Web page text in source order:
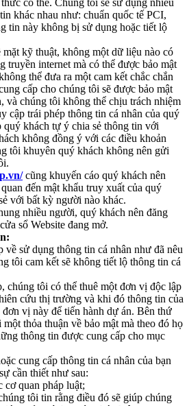
có thể. Chúng tôi sẽ sử dụng nhiều
khác nhau như: chuẩn quốc tế PCI,
tin này không bị sử dụng hoặc tiết lộ
kỹ thuật, không một dữ liệu nào có
truyền internet mà có thể được bảo mật
thể đưa ra một cam kết chắc chắn
cấp cho chúng tôi sẽ được bảo mật
và chúng tôi không thể chịu trách nhiệm
cập trái phép thông tin cá nhân của quý
khách tự ý chia sẻ thông tin với
không đồng ý với các điều khoản
tôi khuyên quý khách không nên gửi
cũng khuyến cáo quý khách nên
đến mật khẩu truy xuất của quý
với bất kỳ người nào khác.
nhiều người, quý khách nên đăng
sổ Website đang mở.
sử dụng thông tin cá nhân như đã nêu
tôi cam kết sẽ không tiết lộ thông tin cá
chúng tôi có thể thuê một đơn vị độc lập
cứu thị trường và khi đó thông tin của
vị này để tiến hành dự án. Bên thứ
thỏa thuận về bảo mật mà theo đó họ
thông tin được cung cấp cho mục
cung cấp thông tin cá nhân của bạn
cần thiết như sau:
cơ quan pháp luật;
tôi tin rằng điều đó sẽ giúp chúng